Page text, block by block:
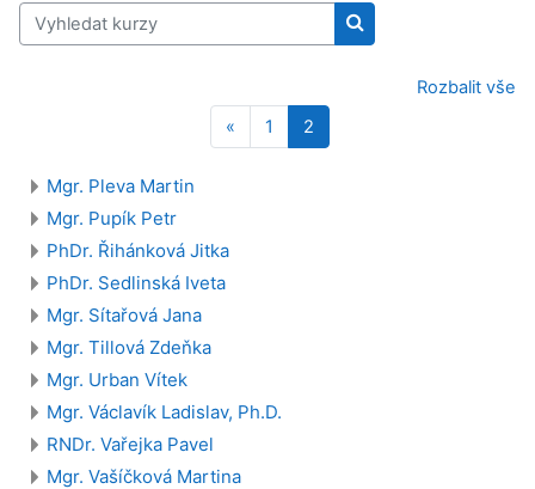
Vyhledat kurzy
Vyhledat kurzy
Rozbalit vše
«Předchozí stránka
1 Stránka 1
2Stránka 2
Mgr. Pleva Martin
Mgr. Pupík Petr
PhDr. Řihánková Jitka
PhDr. Sedlinská Iveta
Mgr. Sítařová Jana
Mgr. Tillová Zdeňka
Mgr. Urban Vítek
Mgr. Václavík Ladislav, Ph.D.
RNDr. Vařejka Pavel
Mgr. Vašíčková Martina